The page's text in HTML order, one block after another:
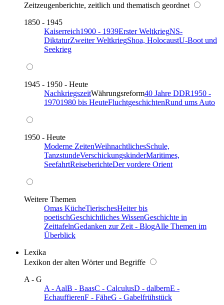
Zeitzeugenberichte, zeitlich und thematisch geordnet
1850 - 1945
Kaiserreich1900 - 1939Erster WeltkriegNS-
DiktaturZweiter WeltkriegShoa, HolocaustU-Boot und
Seekrieg
1945 - 1950 - Heute
NachkriegszeitWährungsreform40 Jahre DDR1950 -
19701980 bis HeuteFluchtgeschichtenRund ums Auto
1950 - Heute
Moderne ZeitenWeihnachtlichesSchule,
TanzstundeVerschickungskinderMaritimes,
SeefahrtReiseberichteDer vordere Orient
Weitere Themen
Omas KücheTierischesHeiter bis
poetischGeschichtliches WissenGeschichte in
ZeittafelnGedanken zur Zeit - BlogAlle Themen im
Überblick
Lexika
Lexikon der alten Wörter und Begriffe
A - G
A - AalB - BaasC - CalculusD - dalbernE -
EchauffierenF - FäheG - Gabelfrühstück